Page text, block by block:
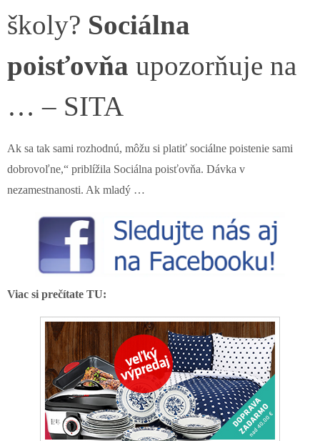
školy? Sociálna
poisťovňa upozorňuje na
… – SITA
Ak sa tak sami rozhodnú, môžu si platiť sociálne poistenie sami
dobrovoľne,“ priblížila Sociálna poisťovňa. Dávka v
nezamestnanosti. Ak mladý …
Viac si prečítate TU: